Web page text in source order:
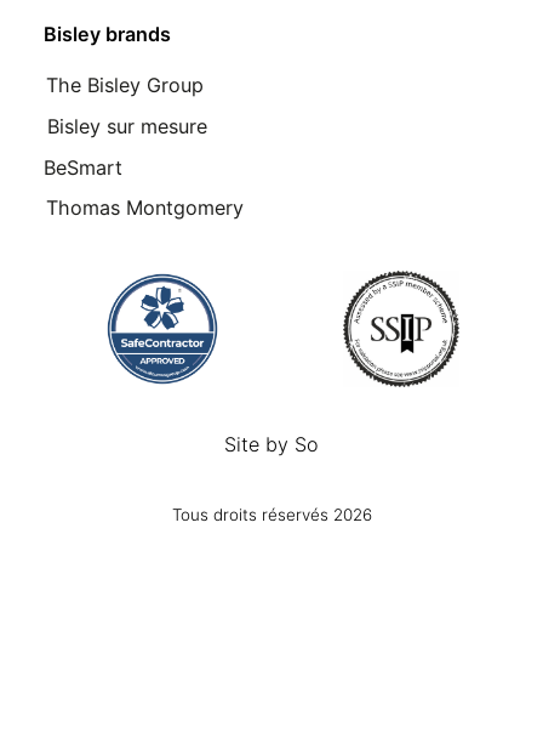
Bisley brands
The Bisley Group
Bisley sur mesure
BeSmart
Thomas Montgomery
Site by So
Tous droits réservés 2026